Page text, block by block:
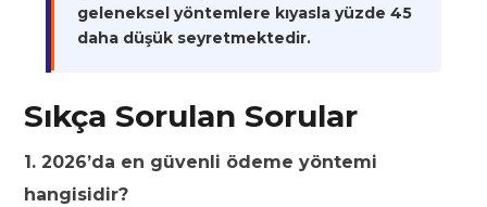
geleneksel yöntemlere kıyasla yüzde 45
daha düşük seyretmektedir.
Sıkça Sorulan Sorular
1. 2026’da en güvenli ödeme yöntemi
hangisidir?